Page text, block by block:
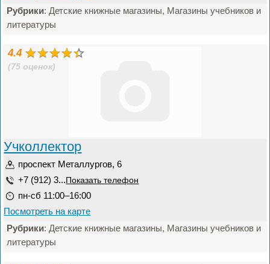
Рубрики: Детские книжные магазины, Магазины учебников и
литературы
4.4
(75 оценок)
Учколлектор
проспект Металлургов, 6
+7 (912) 3... Показать телефон
пн-сб 11:00–16:00
Посмотреть на карте
Рубрики: Детские книжные магазины, Магазины учебников и
литературы